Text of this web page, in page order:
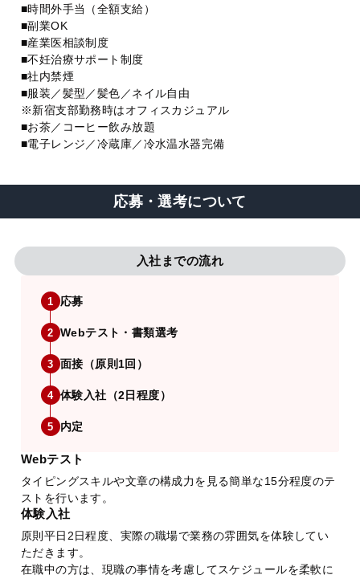
■時間外手当（全額支給）
■副業OK
■産業医相談制度
■不妊治療サポート制度
■社内禁煙
■服装／髪型／髪色／ネイル自由
※新宿支部勤務時はオフィスカジュアル
■お茶／コーヒー飲み放題
■電子レンジ／冷蔵庫／冷水温水器完備
応募・選考について
入社までの流れ
1 応募
2 Webテスト・書類選考
3 面接（原則1回）
4 体験入社（2日程度）
5 内定
Webテスト
タイピングスキルや文章の構成力を見る簡単な15分程度のテ
ストを行います。
体験入社
原則平日2日程度、実際の職場で業務の雰囲気を体験してい
ただきます。
在職中の方は、現職の事情を考慮してスケジュールを柔軟に